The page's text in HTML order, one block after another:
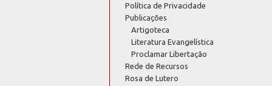
Política de Privacidade
Publicações
Artigoteca
Literatura Evangelística
Proclamar Libertação
Rede de Recursos
Rosa de Lutero